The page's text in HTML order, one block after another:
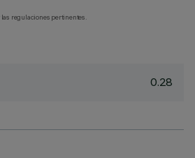
regulaciones pertinentes.
0.28